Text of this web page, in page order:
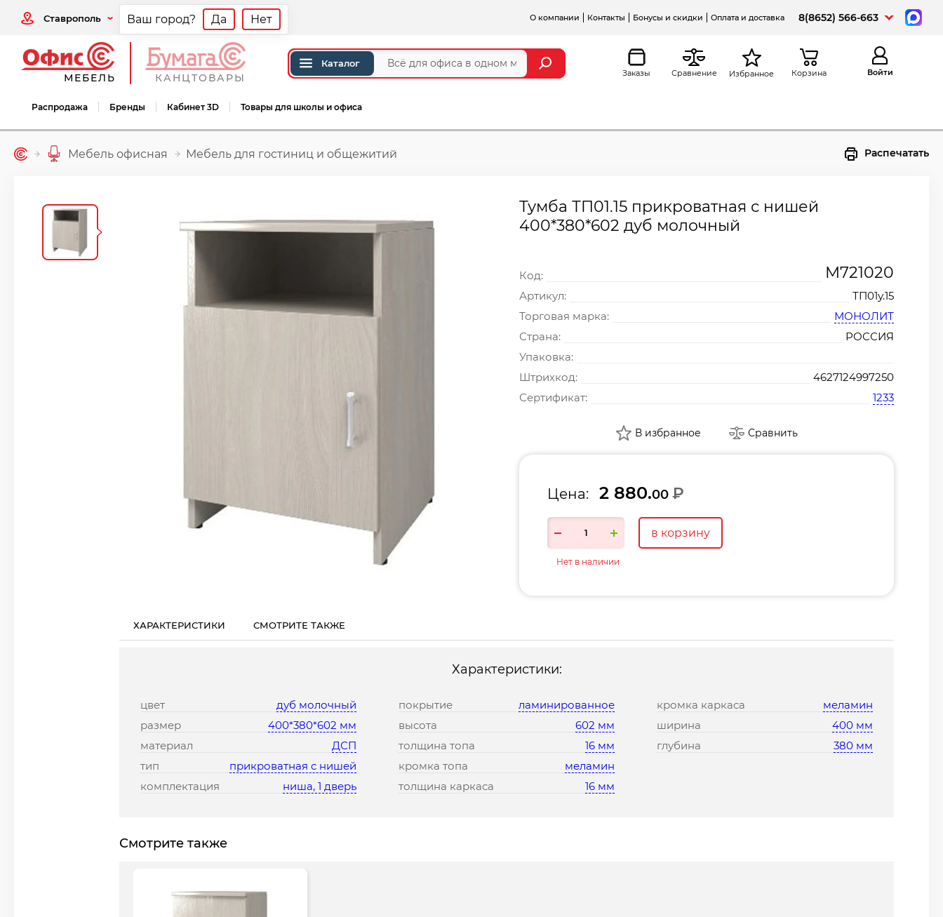
Ставрополь Ваш город? Да Нет О компании Контакты Бонусы и скидки Оплата и доставка 8(8652) 566-663
МЕБЕЛЬ КАНЦТОВАРЫ
Каталог
Заказы Сравнение Избранное Корзина Войти
Распродажа Бренды Кабинет 3D Товары для школы и офиса
Мебель офисная Мебель для гостиниц и общежитий Распечатать
Тумба ТП01.15 прикроватная с нишей
400*380*602 дуб молочный
Код: М721020
Артикул:
ТП01у.15
Торговая марка:
МОНОЛИТ
Страна:
РОССИЯ
Упаковка:
Штрихкод:
4627124997250
Сертификат:
1233
В избранное Сравнить
Цена: 2 880.00 ₽
в корзину
Нет в наличии
ХАРАКТЕРИСТИКИ СМОТРИТЕ ТАКЖЕ
Характеристики:
цвет
дуб молочный
размер
400*380*602 мм
материал
ДСП
тип
прикроватная с нишей
комплектация
ниша, 1 дверь
покрытие
ламинированное
высота
602 мм
толщина топа
16 мм
кромка топа
меламин
толщина каркаса
16 мм
кромка каркаса
меламин
ширина
400 мм
глубина
380 мм
Смотрите также